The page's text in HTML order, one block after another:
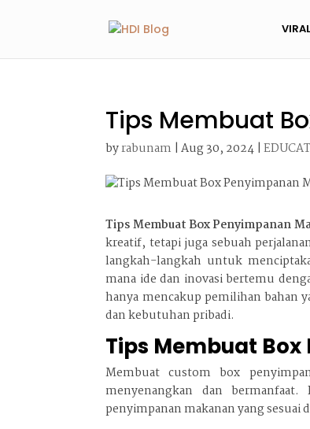
VIRAL
Tips Membuat
byrabunam |Aug 30, 2024 |
Tips Membuat Box Penyimpanan
kreatif, tetapi juga sebuah
langkah-langkah untuk
mana ide dan inovasi bertemu
hanya mencakup pemilihan bahan
dan kebutuhan pribadi.
Tips Membuat
Membuat custom box
menyenangkan dan
penyimpanan makanan yang sesuai